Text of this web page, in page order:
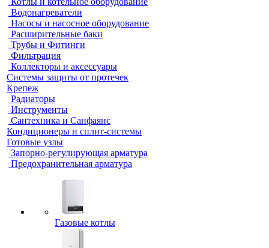
Водонагреватели
Насосы и насосное оборудование
Расширительные баки
Трубы и Фитинги
Фильтрация
Коллекторы и аксессуары
Системы защиты от протечек
Крепеж
Радиаторы
Инструменты
Сантехника и Санфаянс
Кондиционеры и сплит-системы
Готовые узлы
Запорно-регулирующая арматура
Предохранительная арматура
Газовые котлы